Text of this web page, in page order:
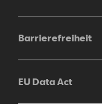
Barrierefreiheit
EU Data Act